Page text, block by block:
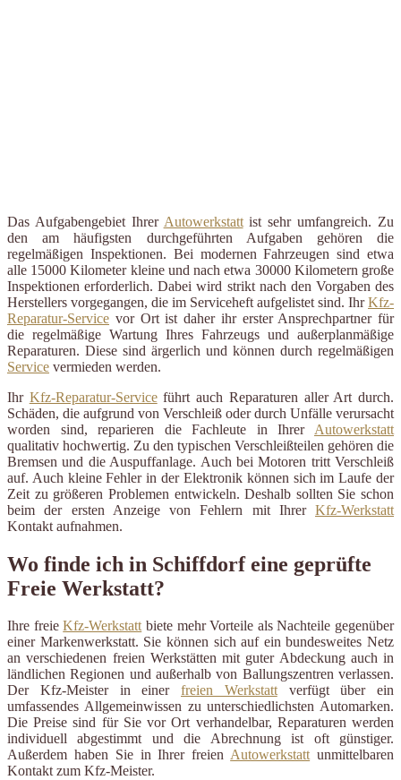
Das Aufgabengebiet Ihrer Autowerkstattist sehr umfangreich. Zu
den am häufigsten durchgeführten Aufgaben gehören die
regelmäßigen Inspektionen. Bei modernen Fahrzeugen sind etwa
alle 15000 Kilometer kleine und nach etwa 30000 Kilometern große
Inspektionen erforderlich. Dabei wird strikt nach den Vorgaben des
Herstellers vorgegangen, die im Serviceheft aufgelistet sind. IhrKfz-
Reparatur-Service vor Ort ist daher ihr erster Ansprechpartner für
die regelmäßige Wartung Ihres Fahrzeugs und außerplanmäßige
Reparaturen. Diese sind ärgerlich und können durch regelmäßigen
Service vermieden werden.
Ihr Kfz-Reparatur-Serviceführt auch Reparaturen aller Art durch.
Schäden, die aufgrund von Verschleiß oder durch Unfälle verursacht
worden sind, reparieren die Fachleute in Ihrer Autowerkstatt
qualitativ hochwertig. Zu den typischen Verschleißteilen gehören die
Bremsen und die Auspuffanlage. Auch bei Motoren tritt Verschleiß
auf. Auch kleine Fehler in der Elektronik können sich im Laufe der
Zeit zu größeren Problemen entwickeln. Deshalb sollten Sie schon
beim der ersten Anzeige von Fehlern mit Ihrer Kfz-Werkstatt
Kontakt aufnahmen.
Wo finde ich in Schiffdorf eine geprüfte
Freie Werkstatt?
Ihre freieKfz-Werkstattbiete mehr Vorteile als Nachteile gegenüber
einer Markenwerkstatt. Sie können sich auf ein bundesweites Netz
an verschiedenen freien Werkstätten mit guter Abdeckung auch in
ländlichen Regionen und außerhalb von Ballungszentren verlassen.
Der Kfz-Meister in einer freien Werkstattverfügt über ein
umfassendes Allgemeinwissen zu unterschiedlichsten Automarken.
Die Preise sind für Sie vor Ort verhandelbar, Reparaturen werden
individuell abgestimmt und die Abrechnung ist oft günstiger.
Außerdem haben Sie in Ihrer freienAutowerkstattunmittelbaren
Kontakt zum Kfz-Meister.